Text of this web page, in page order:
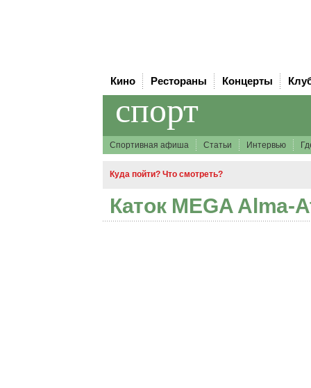
Кино Рестораны Концерты
спорт
Спортивная афиша Статьи Интервью
Куда пойти? Что смотреть?
Каток MEGA Alma-